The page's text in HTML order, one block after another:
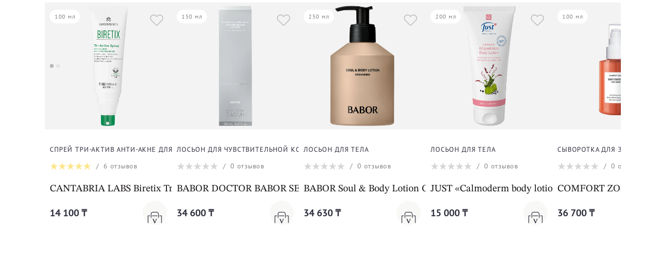
100 мл
СПРЕЙ ТРИ-АКТИВ АНТИ-АКНЕ ДЛЯ ТЕЛА
/ 6 отзывов
CANTABRIA LABS Biretix Tri-Active Spray Anti-Blemish
14 100 ₸
150 мл
ЛОСЬОН ДЛЯ ЧУВСТВИТЕЛЬНОЙ КОЖИ ДЛЯ ЛИЦА
/0 отзывов
BABOR DOCTOR BABOR SENSITIVE Instant Relief Lotion
34 600 ₸
250 мл
ЛОСЬОН ДЛЯ ТЕЛА
/0 отзывов
BABOR Soul & Body Lotion Grounding
34 630 ₸
200 мл
ЛОСЬОН ДЛЯ ТЕЛА
/0 отзывов
JUST «Calmoderm body lotion»
15 000 ₸
100 мл
СЫВОРОТКА ДЛЯ ЗОНЫ
/0 отзывов
COMFORT ZONE
36 700 ₸